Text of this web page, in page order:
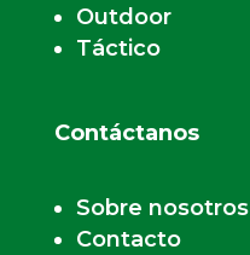
Outdoor
Táctico
Contáctanos
Sobre nosotros
Contacto